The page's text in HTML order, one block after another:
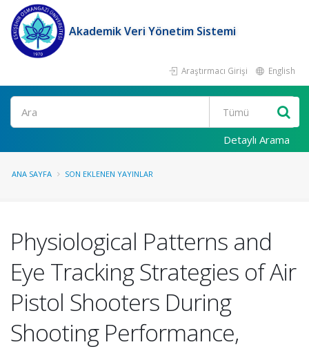
Akademik Veri Yönetim Sistemi
Araştırmacı Girişi English
Ara
Detaylı Arama
ANA SAYFA SON EKLENEN YAYINLAR
Physiological Patterns and
Eye Tracking Strategies of Air
Pistol Shooters During
Shooting Performance,